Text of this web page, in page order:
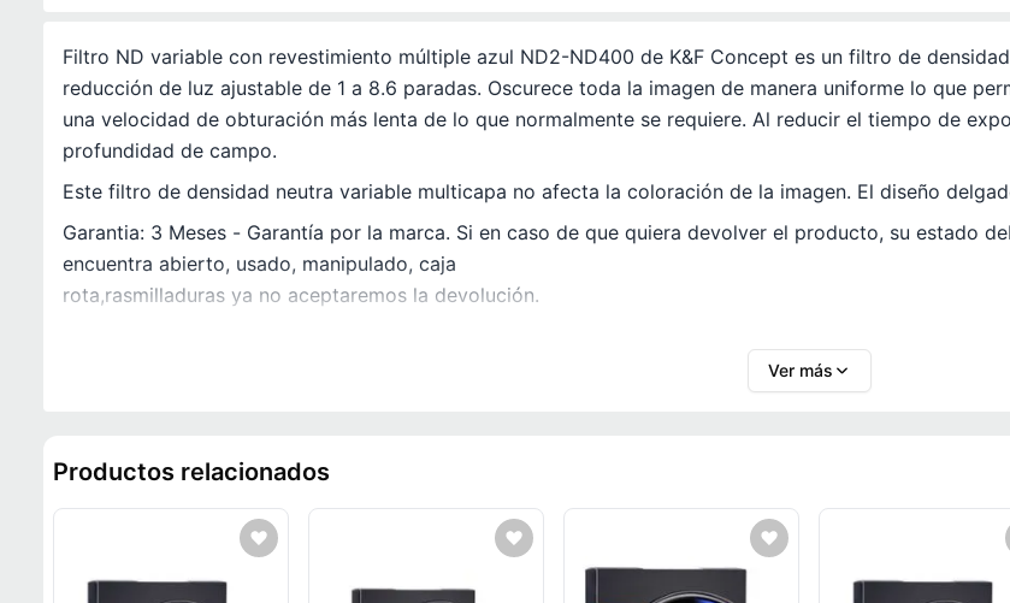
Filtro ND variable con revestimiento múltiple azul ND2-ND400 de K&F Concept es un filtro de
reducción de luz ajustable de 1 a 8.6 paradas. Oscurece toda la imagen de manera uniforme lo que
una velocidad de obturación más lenta de lo que normalmente se requiere. Al reducir el tiempo de
profundidad de campo.
Este filtro de densidad neutra variable multicapa no afecta la coloración de la imagen. El diseño
Garantia: 3 Meses - Garantía por la marca. Si en caso de que quiera devolver el producto, su estado
encuentra abierto, usado, manipulado, caja
rota,rasmilladuras ya no aceptaremos la devolución.
Ver más
Productos relacionados